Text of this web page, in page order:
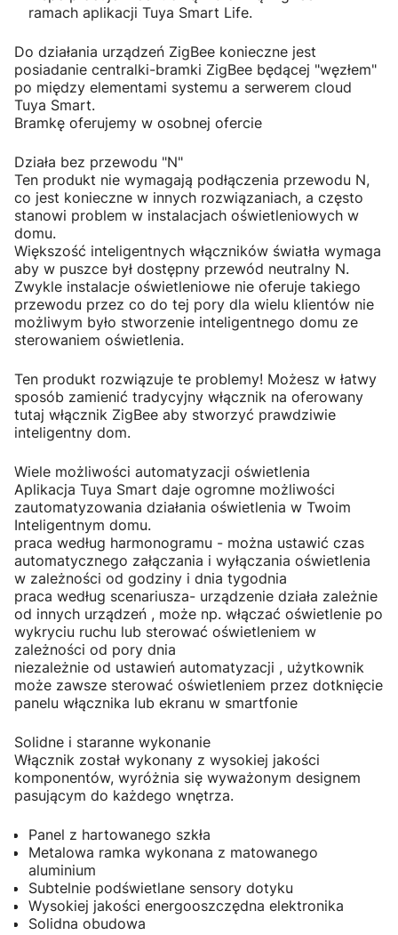
ramach aplikacji Tuya Smart Life.
Do działania urządzeń ZigBee konieczne jest
posiadanie centralki-bramki ZigBee będącej "węzłem"
po między elementami systemu a serwerem cloud
Tuya Smart.
Bramkę oferujemy w osobnej ofercie
Działa bez przewodu "N"
Ten produkt nie wymagają podłączenia przewodu N,
co jest konieczne w innych rozwiązaniach, a często
stanowi problem w instalacjach oświetleniowych w
domu.
Większość inteligentnych włączników światła wymaga
aby w puszce był dostępny przewód neutralny N.
Zwykle instalacje oświetleniowe nie oferuje takiego
przewodu przez co do tej pory dla wielu klientów nie
możliwym było stworzenie inteligentnego domu ze
sterowaniem oświetlenia.
Ten produkt rozwiązuje te problemy! Możesz w łatwy
sposób zamienić tradycyjny włącznik na oferowany
tutaj włącznik ZigBee aby stworzyć prawdziwie
inteligentny dom.
Wiele możliwości automatyzacji oświetlenia
Aplikacja Tuya Smart daje ogromne możliwości
zautomatyzowania działania oświetlenia w Twoim
Inteligentnym domu.
praca według harmonogramu - można ustawić czas
automatycznego załączania i wyłączania oświetlenia
w zależności od godziny i dnia tygodnia
praca według scenariusza- urządzenie działa zależnie
od innych urządzeń , może np. włączać oświetlenie po
wykryciu ruchu lub sterować oświetleniem w
zależności od pory dnia
niezależnie od ustawień automatyzacji , użytkownik
może zawsze sterować oświetleniem przez dotknięcie
panelu włącznika lub ekranu w smartfonie
Solidne i staranne wykonanie
Włącznik został wykonany z wysokiej jakości
komponentów, wyróżnia się wyważonym designem
pasującym do każdego wnętrza.
Panel z hartowanego szkła
Metalowa ramka wykonana z matowanego
aluminium
Subtelnie podświetlane sensory dotyku
Wysokiej jakości energooszczędna elektronika
Solidna obudowa